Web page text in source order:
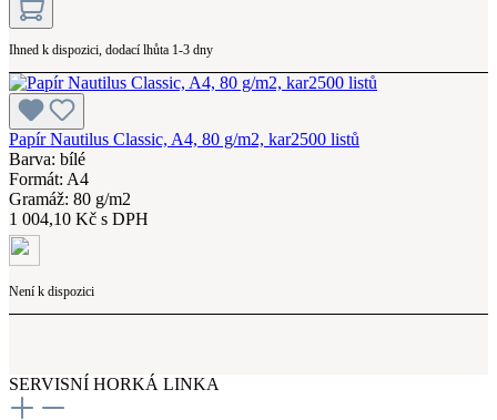
Ihned k dispozici, dodací lhůta 1-3 dny
Papír Nautilus Classic, A4, 80 g/m2, kar2500 listů
Barva: bílé
Formát: A4
Gramáž: 80 g/m2
1 004,10 Kč s DPH
Není k dispozici
SERVISNÍ HORKÁ LINKA